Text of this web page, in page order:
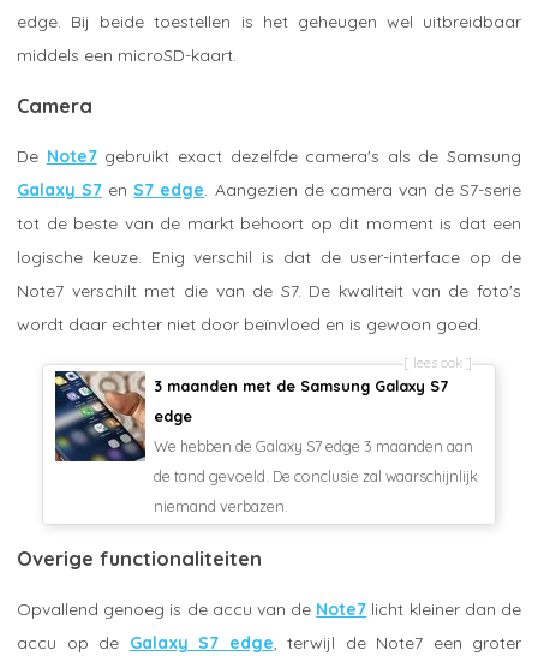
edge. Bij beide toestellen is het geheugen wel uitbreidbaar
middels een microSD-kaart.
Camera
De Note7gebruikt exact dezelfde camera's als de Samsung
Galaxy S7 enS7 edge. Aangezien de camera van de S7-serie
tot de beste van de markt behoort op dit moment is dat een
logische keuze. Enig verschil is dat de user-interface op de
Note7 verschilt met die van de S7. De kwaliteit van de foto's
wordt daar echter niet door beïnvloed en is gewoon goed.
lees ook
3 maanden met de Samsung Galaxy S7
edge
We hebben de Galaxy S7 edge 3 maanden aan
de tand gevoeld. De conclusie zal waarschijnlijk
niemand verbazen.
Overige functionaliteiten
Opvallend genoeg is de accu van de Note7 licht kleiner dan de
accu op de Galaxy S7 edge, terwijl de Note7 een groter